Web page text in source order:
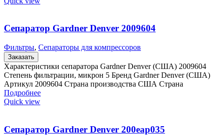
Сепаратор Gardner Denver 2009604
Фильтры, Сепараторы для компрессоров
Заказать
Характеристики сепаратора Gardner Denver (США) 2009604
Степень фильтрации, микрон 5 Бренд Gardner Denver (США)
Артикул 2009604 Страна производства США Страна
Подробнее
Quick view
Сепаратор Gardner Denver 200eap035